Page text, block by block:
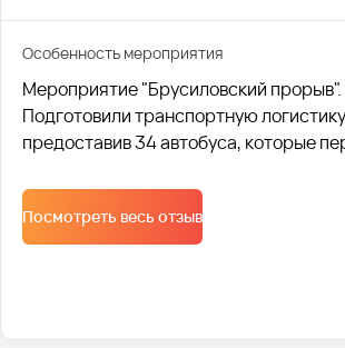
Особенность мероприятия
Мероприятие "Брусиловский прорыв".
Подготовили транспортную
предоставив 34 автобуса, которые
начиная от маршрутов, постановки
согласования списка детей в ГАИ. Это
нам для своих клиентов оставаться
Посмотреть весь отзыв